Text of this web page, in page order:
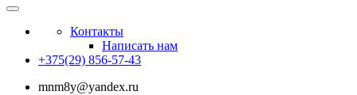
Контакты
Написать нам
+375(29) 856-57-43
mnm8y@yandex.ru